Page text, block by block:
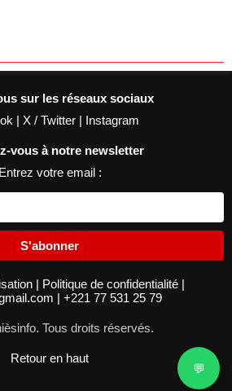
sur les réseaux sociaux
| X / Twitter | Instagram
vous à notre newsletter
Entrez votre email :
S'abonner
| Politique de confidentialité |
| +221 77 531 25 79
Tous droits réservés.
Retour en haut
💬